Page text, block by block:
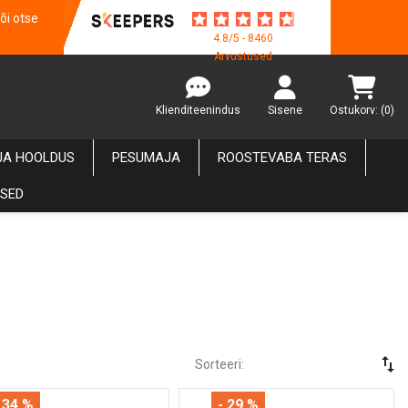
otse
4.8/5 - 8460
Arvustused
Klienditeenindus Sisene Ostukorv: (0)
HOOLDUS PESUMAJA ROOSTEVABA TERAS
Sorteeri: swap_vert